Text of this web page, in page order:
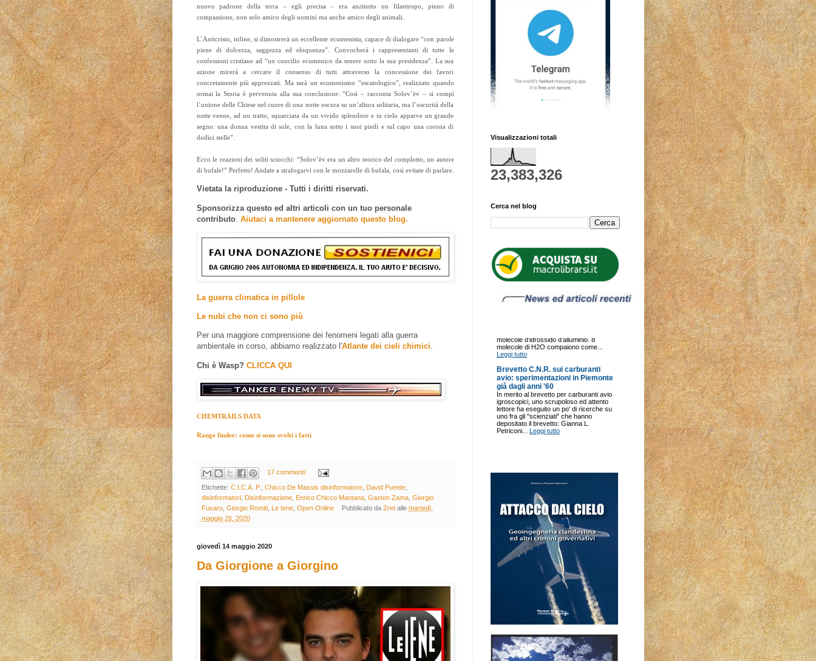
nuovo padrone della terra – egli precisa – era anzitutto un filantropo, pieno di
compassione, non solo amico degli uomini ma anche amico degli animali.
L’Anticristo, infine, si dimostrerà un eccellente ecumenista, capace di dialogare “con parole
piene di dolcezza, saggezza ed eloquenza”. Convocherà i rappresentanti di tutte le
confessioni cristiane ad “un concilio ecumenico da tenere sotto la sua presidenza”. La sua
azione mirerà a cercare il consenso di tutti attraverso la concessione dei favori
concretamente più apprezzati. Ma sarà un ecumenismo “escatologico”, realizzato quando
ormai la Storia è pervenuta alla sua conclusione: “Così – racconta Solov’ëv – si compì
l’unione delle Chiese nel cuore di una notte oscura su un’altura solitaria, ma l’oscurità della
notte venne, ad un tratto, squarciata da un vivido splendore e in cielo apparve un grande
segno: una donna vestita di sole, con la luna sotto i suoi piedi e sul capo una corona di
dodici stelle”.
Ecco le reazioni dei soliti sciocchi: “Solov’ëv era un altro teorico del complotto, un autore
di bufale!” Perfetto! Andate a strafogarvi con le mozzarelle di bufala, così evitate di parlare.
Vietata la riproduzione - Tutti i diritti riservati.
Sponsorizza questo ed altri articoli con un tuo personale
contributo. Aiutaci a mantenere aggiornato questo blog.
La guerra climatica in pillole
Le nubi che non ci sono più
Per una maggiore comprensione dei fenomeni legati alla guerra
ambientale in corso, abbiamo realizzato l'Atlante dei cieli chimici.
Chi è Wasp? CLICCA QUI
CHEMTRAILS DATA
Range finder: come si sono svolti i fatti
17 commenti:
Etichette: C.I.C.A..P. Chicco De Massis disinformatore, David Puente,
disinformatori, Disinformazione, Enrico Chicco Mantana, Gaston Zama, Giorgio
Fusaro, Giorgio Romiti, Le Iene, Open Online Pubblicato daZret allemartedì,
maggio 26, 2020
giovedì 14 maggio 2020
Da Giorgione a Giorgino
Visualizzazioni totali
23,383,326
Cerca nel blog